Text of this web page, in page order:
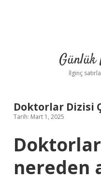
İlginç
Doktorlar Dizisi
Tarih: Mart 1, 2025
nereden